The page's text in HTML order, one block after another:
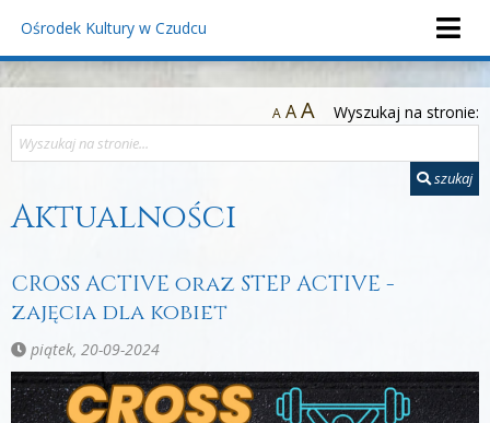
Ośrodek Kultury w Czudcu
A AA Wyszukaj na stronie:
szukaj
Aktualności
CROSS ACTIVE oraz STEP ACTIVE -
zajęcia dla kobiet
piątek, 20-09-2024